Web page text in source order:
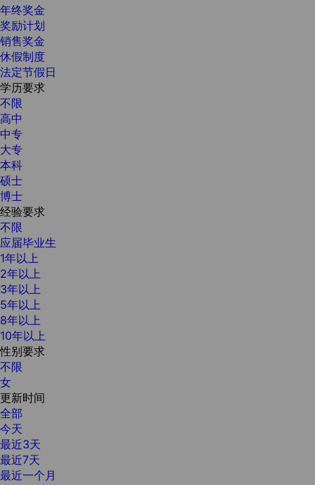
年终奖金
奖励计划
销售奖金
休假制度
法定节假日
学历要求
不限
高中
中专
大专
本科
硕士
博士
经验要求
不限
应届毕业生
1年以上
2年以上
3年以上
5年以上
8年以上
10年以上
性别要求
不限
女
更新时间
全部
今天
最近3天
最近7天
最近一个月